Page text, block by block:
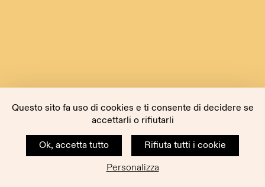
Questo sito fa uso di cookies e ti consente di decidere se
accettarli o rifiutarli
Ok, accetta tutto
Rifiuta tutti i cookie
Personalizza